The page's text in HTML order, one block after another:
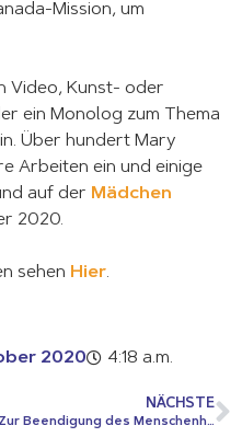
Mission, um
Video, Kunst- oder
ein Monolog zum Thema
Über hundert Mary
Arbeiten ein und einige
auf der Mädchen
2020.
sehen Hier.
2020 4:18 a.m.
NÄCHSTE
Zur Beendigung des Menschenhandels